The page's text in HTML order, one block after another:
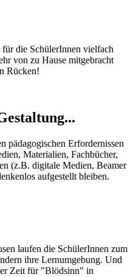
die SchülerInnen vielfach
von zu Hause mitgebracht
Rücken!
pädagogischen Erfordernissen
Materialien, Fachbücher,
(z.B. digitale Medien, Beamer
aufgestellt bleiben.
laufen die SchülerInnen zum
ihre Lernumgebung. Und
Zeit für "Blödsinn" in